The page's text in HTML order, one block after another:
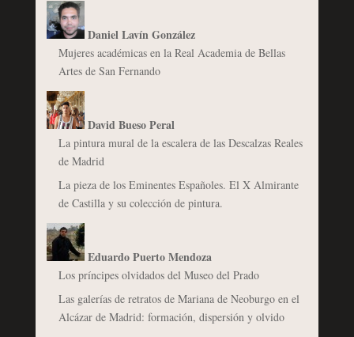
Daniel Lavín González
Mujeres académicas en la Real Academia de Bellas
Artes de San Fernando
David Bueso Peral
La pintura mural de la escalera de las Descalzas Reales
de Madrid
La pieza de los Eminentes Españoles. El X Almirante
de Castilla y su colección de pintura.
Eduardo Puerto Mendoza
Los príncipes olvidados del Museo del Prado
Las galerías de retratos de Mariana de Neoburgo en el
Alcázar de Madrid: formación, dispersión y olvido